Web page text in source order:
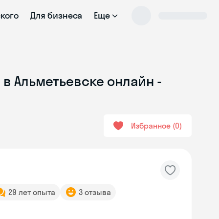
Для бизнеса Еще
Альметьевске онлайн -
Избранное 0
29 лет опыта 3 отзыва